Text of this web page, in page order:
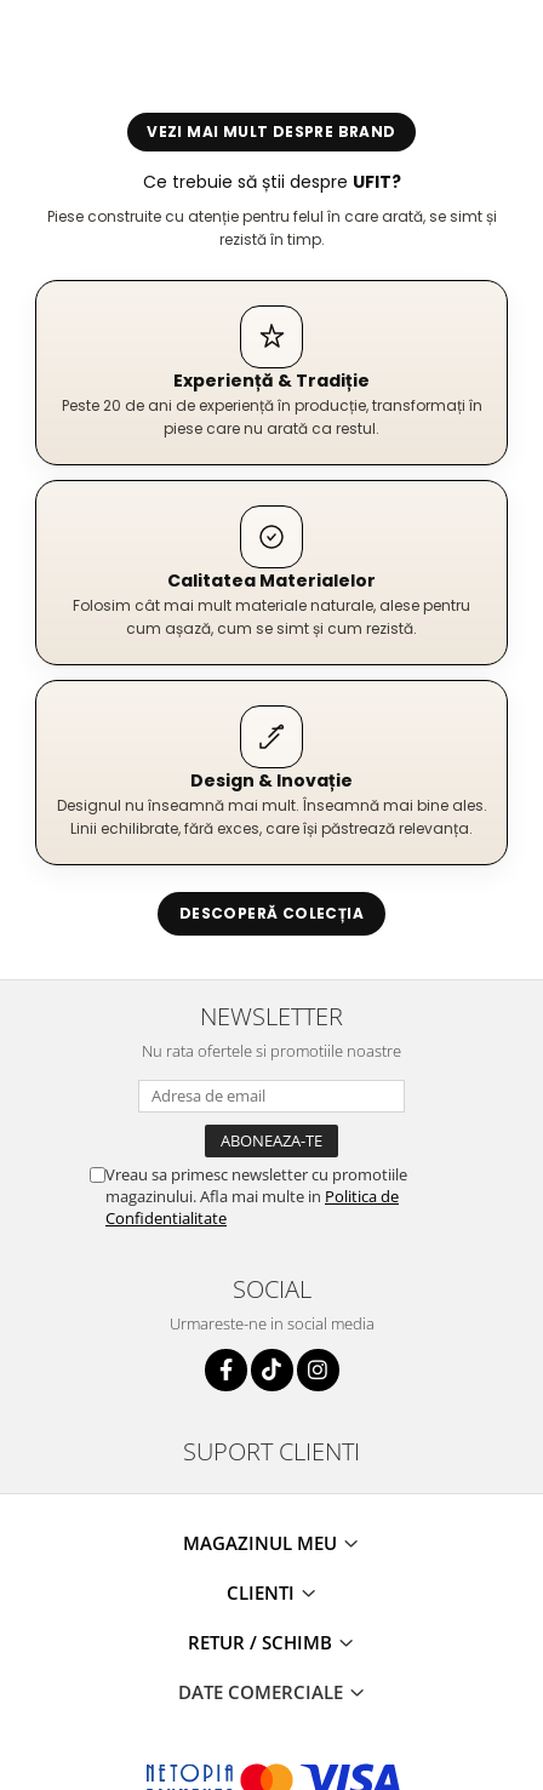
VEZI MAI MULT DESPRE BRAND
Ce trebuie să știi despre UFIT?
Piese construite cu atenție pentru felul în care arată, se simt și
rezistă în timp.
Experiență & Tradiție
Peste 20 de ani de experiență în producție, transformați în
piese care nu arată ca restul.
Calitatea Materialelor
Folosim cât mai mult materiale naturale, alese pentru
cum așază, cum se simt și cum rezistă.
Design & Inovație
Designul nu înseamnă mai mult. Înseamnă mai bine ales.
Linii echilibrate, fără exces, care își păstrează relevanța.
DESCOPERĂ COLECȚIA
NEWSLETTER
Nu rata ofertele si promotiile noastre
Vreau sa primesc newsletter cu promotiile
magazinului. Afla mai multe in Politica de
Confidentialitate
SOCIAL
Urmareste-ne in social media
SUPORT CLIENTI
MAGAZINUL MEU
CLIENTI
RETUR / SCHIMB
DATE COMERCIALE